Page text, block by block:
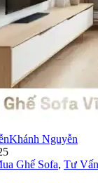
Khánh Nguyễn
Ghế Sofa, Tư